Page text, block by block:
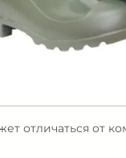
отличаться от